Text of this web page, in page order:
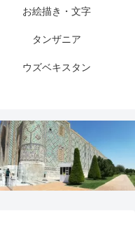
お絵描き・文字
タンザニア
ウズベキスタン